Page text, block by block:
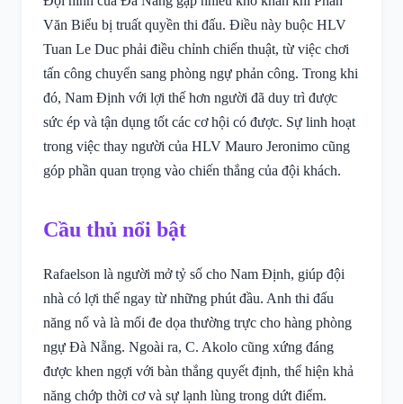
Văn Biểu bị truất quyền thi đấu. Điều này buộc HLV
Tuan Le Duc phải điều chỉnh chiến thuật, từ việc chơi
tấn công chuyển sang phòng ngự phản công. Trong khi
đó, Nam Định với lợi thế hơn người đã duy trì được
sức ép và tận dụng tốt các cơ hội có được. Sự linh hoạt
trong việc thay người của HLV Mauro Jeronimo cũng
góp phần quan trọng vào chiến thắng của đội khách.
Cầu thủ nổi bật
Rafaelson là người mở tỷ số cho Nam Định, giúp đội
nhà có lợi thế ngay từ những phút đầu. Anh thi đấu
năng nổ và là mối đe dọa thường trực cho hàng phòng
ngự Đà Nẵng. Ngoài ra, C. Akolo cũng xứng đáng
được khen ngợi với bàn thắng quyết định, thể hiện khả
năng chớp thời cơ và sự lạnh lùng trong dứt điểm.